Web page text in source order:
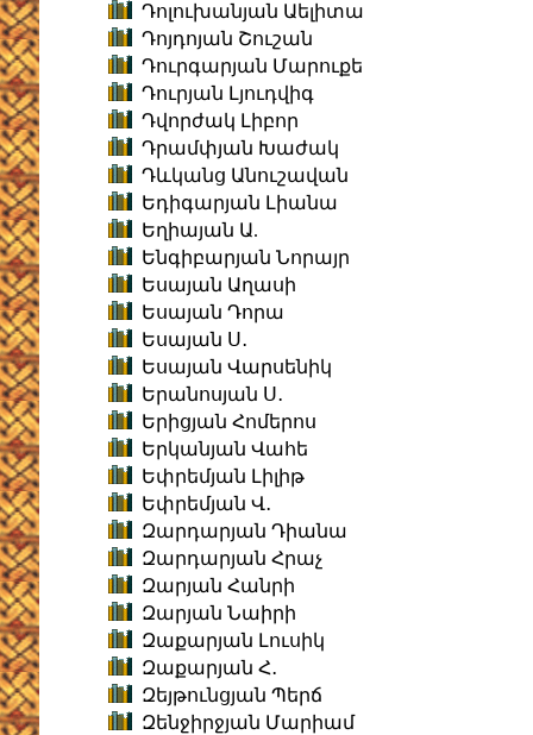
Դոլուխանյան Աելիտա
Դոյդոյան Շուշան
Դուրգարյան Մարուքե
Դուրյան Լյուդվիգ
Դվորժակ Լիբոր
Դրամփյան Խաժակ
Դևկանց Անուշավան
Եդիգարյան Լիանա
Եղիայան Ա.
Ենգիբարյան Նորայր
Եսայան Աղասի
Եսայան Դորա
Եսայան Ս․
Եսայան Վարսենիկ
Երանոսյան Ս․
Երիցյան Հոմերոս
Երկանյան Վահե
Եփրեմյան Լիլիթ
Եփրեմյան Վ․
Զարդարյան Դիանա
Զարդարյան Հրաչ
Զարյան Հանրի
Զարյան Նաիրի
Զաքարյան Լուսիկ
Զաքարյան Հ․
Զեյթունցյան Պերճ
Զենջիրջյան Մարիամ